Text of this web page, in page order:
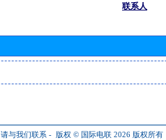
联系人
请与我们联系 - 版权 © 国际电联 2026 版权所有